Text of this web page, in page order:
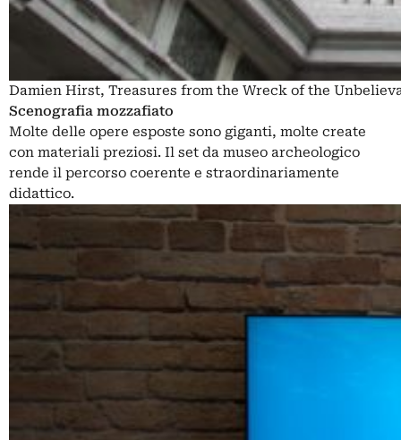
Damien Hirst, Treasures from the Wreck of the
Scenografia mozzafiato
Molte delle opere esposte sono giganti, molte create
con materiali preziosi. Il set da museo archeologico
rende il percorso coerente e straordinariamente
didattico.